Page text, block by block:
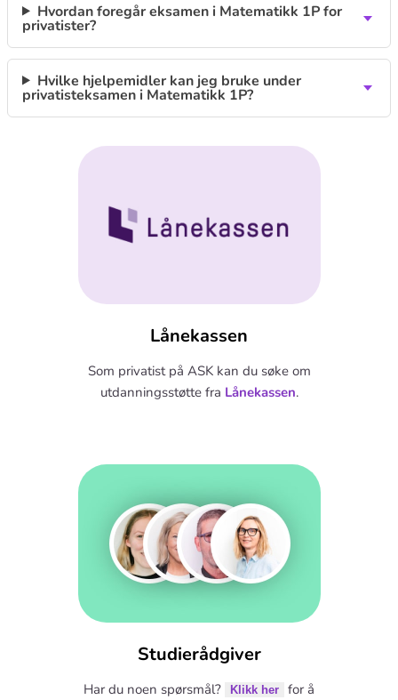
Hvordan foregår eksamen i Matematikk 1P for
privatister?
Hvilke hjelpemidler kan jeg bruke under
privatisteksamen i Matematikk 1P?
Lånekassen
Som privatist på ASK kan du søke om
utdanningsstøtte fra Lånekassen.
Studierådgiver
Har du noen spørsmål? Klikk her
for å